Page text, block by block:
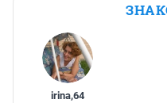
irina,64